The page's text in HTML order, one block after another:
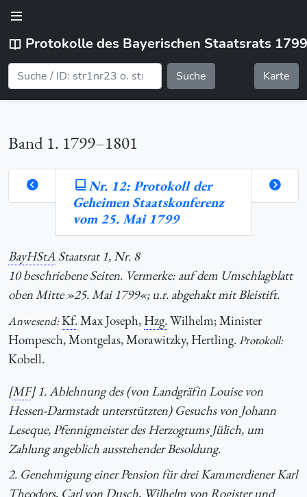
Protokolle des Bayerischen Staatsrats
Suche Karte
Band 1. 1799–1801
Nr. 12: Protokoll der
Geheimen Staatskonferenz
vom 25. Mai 1799
BayHStA Staatsrat 1, Nr. 8
10 beschriebene Seiten. Vermerke: auf dem Umschlagblatt
oben Mitte »25. Mai 1799«; u.r. abgehakt mit Bleistift.
Anwesend:Kf.Max Joseph, Hzg.Wilhelm; Minister
Hompesch, Montgelas, Morawitzky, Hertling.Protokoll:
Kobell.
[MF] 1. Ablehnung des (von Landgräfin Louise von
Hessen-Darmstadt unterstützten) Gesuchs von Johann
Leseque, Pfennigmeister des Herzogtums Jülich, um
Zahlung angeblich ausstehender Besoldung.
2. Genehmigung einer Pension für drei Kammerdiener Karl
Theodors, Carl von Dusch, Wilhelm von Rogister und